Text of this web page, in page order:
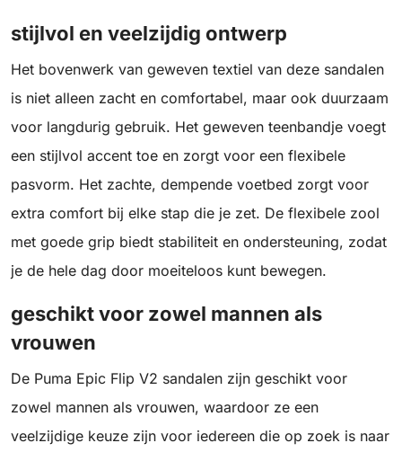
stijlvol en veelzijdig ontwerp
Het bovenwerk van geweven textiel van deze sandalen
is niet alleen zacht en comfortabel, maar ook duurzaam
voor langdurig gebruik. Het geweven teenbandje voegt
een stijlvol accent toe en zorgt voor een flexibele
pasvorm. Het zachte, dempende voetbed zorgt voor
extra comfort bij elke stap die je zet. De flexibele zool
met goede grip biedt stabiliteit en ondersteuning, zodat
je de hele dag door moeiteloos kunt bewegen.
geschikt voor zowel mannen als
vrouwen
De Puma Epic Flip V2 sandalen zijn geschikt voor
zowel mannen als vrouwen, waardoor ze een
veelzijdige keuze zijn voor iedereen die op zoek is naar